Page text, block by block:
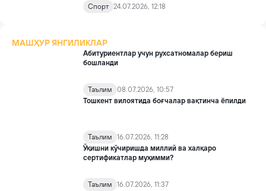
Спорт 24.07.2026, 12:18
МАШҲУР ЯНГИЛИКЛАР
Абитуриентлар учун рухсатномалар бериш
бошланди
Таълим
08.07.2026, 10:57
Тошкент вилоятида боғчалар вақтинча ёпилди
Таълим
16.07.2026, 11:28
Ўқишни кўчиришда миллий ва халқаро
сертификатлар муҳимми?
Таълим
16.07.2026, 11:37